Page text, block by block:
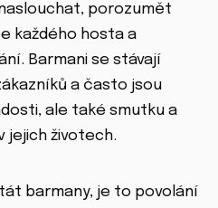
porozumět
každého hosta a
Barmani se stávají
a často jsou
ale také smutku a
jejich životech.
barmany, je to povolání